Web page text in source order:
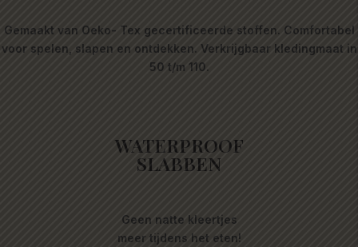
Gemaakt van Oeko- Tex gecertificeerde stoffen. Comfortabel
voor spelen, slapen en ontdekken. Verkrijgbaar kledingmaat in
50 t/m 110.
WATERPROOF
SLABBEN
Geen natte kleertjes
meer tijdens het eten!